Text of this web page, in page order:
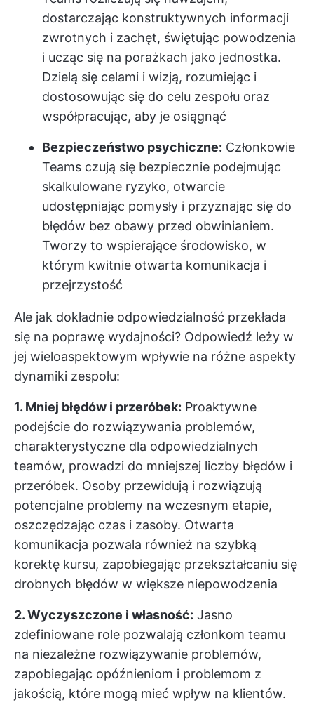
dostarczając konstruktywnych informacji
zwrotnych i zachęt, świętując powodzenia
i ucząc się na porażkach jako jednostka.
Dzielą się celami i wizją, rozumiejąc i
dostosowując się do celu zespołu oraz
współpracując, aby je osiągnąć
Bezpieczeństwo psychiczne: Członkowie
Teams czują się bezpiecznie podejmując
skalkulowane ryzyko, otwarcie
udostępniając pomysły i przyznając się do
błędów bez obawy przed obwinianiem.
Tworzy to wspierające środowisko, w
którym kwitnie otwarta komunikacja i
przejrzystość
Ale jak dokładnie odpowiedzialność przekłada
się na poprawę wydajności? Odpowiedź leży w
jej wieloaspektowym wpływie na różne aspekty
dynamiki zespołu:
1. Mniej błędów i przeróbek: Proaktywne
podejście do rozwiązywania problemów,
charakterystyczne dla odpowiedzialnych
teamów, prowadzi do mniejszej liczby błędów i
przeróbek. Osoby przewidują i rozwiązują
potencjalne problemy na wczesnym etapie,
oszczędzając czas i zasoby. Otwarta
komunikacja pozwala również na szybką
korektę kursu, zapobiegając przekształcaniu się
drobnych błędów w większe niepowodzenia
2. Wyczyszczone i własność: Jasno
zdefiniowane role pozwalają członkom teamu
na niezależne rozwiązywanie problemów,
zapobiegając opóźnieniom i problemom z
jakością, które mogą mieć wpływ na klientów.